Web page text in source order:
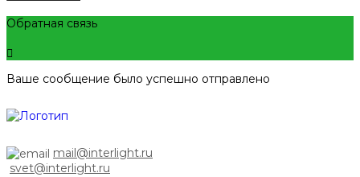
Обратная связь
Ваше сообщение было успешно отправлено
mail@interlight.ru
svet@interlight.ru